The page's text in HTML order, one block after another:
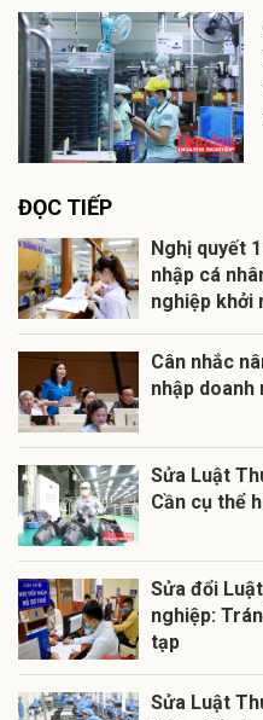
ĐỌC TIẾP
Nghị quyết
nhập cá
nghiệp khởi
Cân nhắc
nhập doanh
Sửa Luật
Cần cụ thể
Sửa đổi
nghiệp:
tạp
Sửa Luật